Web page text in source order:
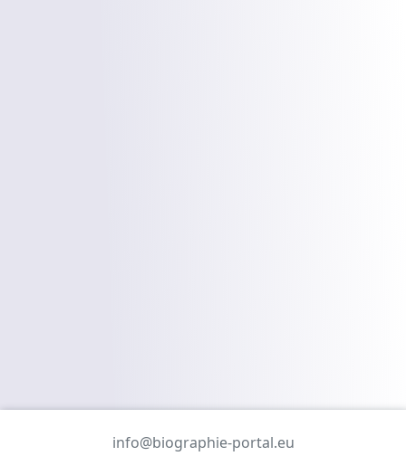
info@biographie-portal.eu